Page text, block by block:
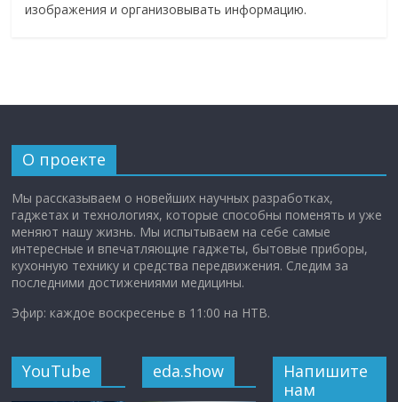
изображения и организовывать информацию.
О проекте
Мы рассказываем о новейших научных разработках,
гаджетах и технологиях, которые способны поменять и уже
меняют нашу жизнь. Мы испытываем на себе самые
интересные и впечатляющие гаджеты, бытовые приборы,
кухонную технику и средства передвижения. Следим за
последними достижениями медицины.
Эфир: каждое воскресенье в 11:00 на НТВ.
YouTube eda.show
Напишите
нам